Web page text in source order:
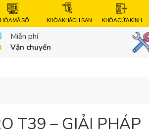
MÃ SỐ KHÓA KHÁCH SẠN KHÓA CỬA KÍNH
Miễn phí
Vận chuyển
T39 – GIẢI PHÁP